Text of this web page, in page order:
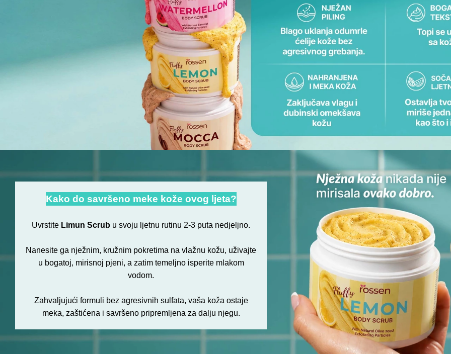
Kako do savršeno meke kože ovog ljeta?
Uvrstite Limun Scrub u svoju ljetnu rutinu 2-3 puta nedjeljno.
Nanesite ga nježnim, kružnim pokretima na vlažnu kožu, uživajte
u bogatoj, mirisnoj pjeni, a zatim temeljno isperite mlakom
vodom.
Zahvaljujući formuli bez agresivnih sulfata, vaša koža ostaje
meka, zaštićena i savršeno pripremljena za dalju njegu.